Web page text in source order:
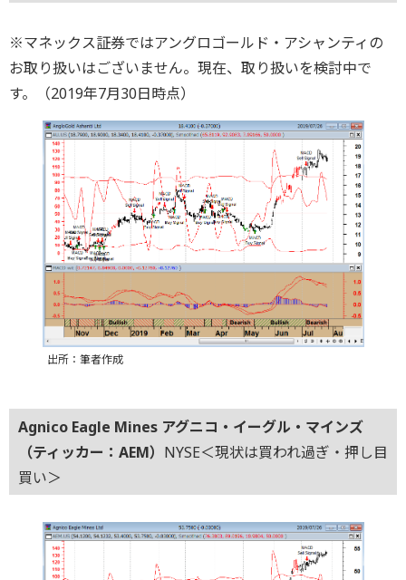
※マネックス証券ではアングロゴールド・アシャンティの
お取り扱いはございません。現在、取り扱いを検討中で
す。（2019年7月30日時点）
出所：筆者作成
Agnico Eagle Mines アグニコ・イーグル・マインズ
（ティッカー：AEM） NYSE＜現状は買われ過ぎ・押し目
買い＞